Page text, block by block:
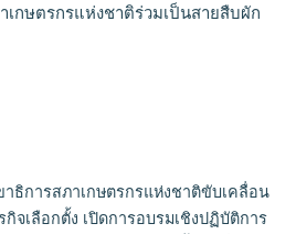
เกษตรกรแห่งชาติร่วมเป็นสายสืบผัก
าธิการสภาเกษตรกรแห่งชาติขับเคลื่อน
กิจเลือกตั้ง เปิดการอบรมเชิงปฏิบัติการ